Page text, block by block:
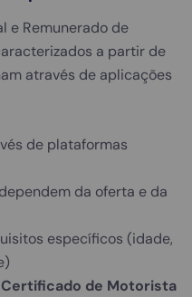
e Remunerado de
a partir de
através de aplicações
de plataformas
da oferta e da
específicos (idade,
Certificado de Motorista